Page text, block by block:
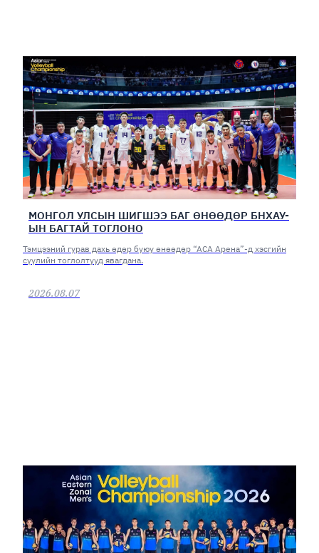
МОНГОЛ УЛСЫН ШИГШЭЭ БАГ ӨНӨӨДӨР БНХАУ-
ЫН БАГТАЙ ТОГЛОНО
Тэмцээний гурав дахь өдөр буюу өнөөдөр “АСА Арена”-д хэсгийн
сүүлийн тоглолтууд явагдана.
2026.08.07